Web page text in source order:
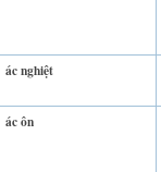
ác nghiệt
ác ôn